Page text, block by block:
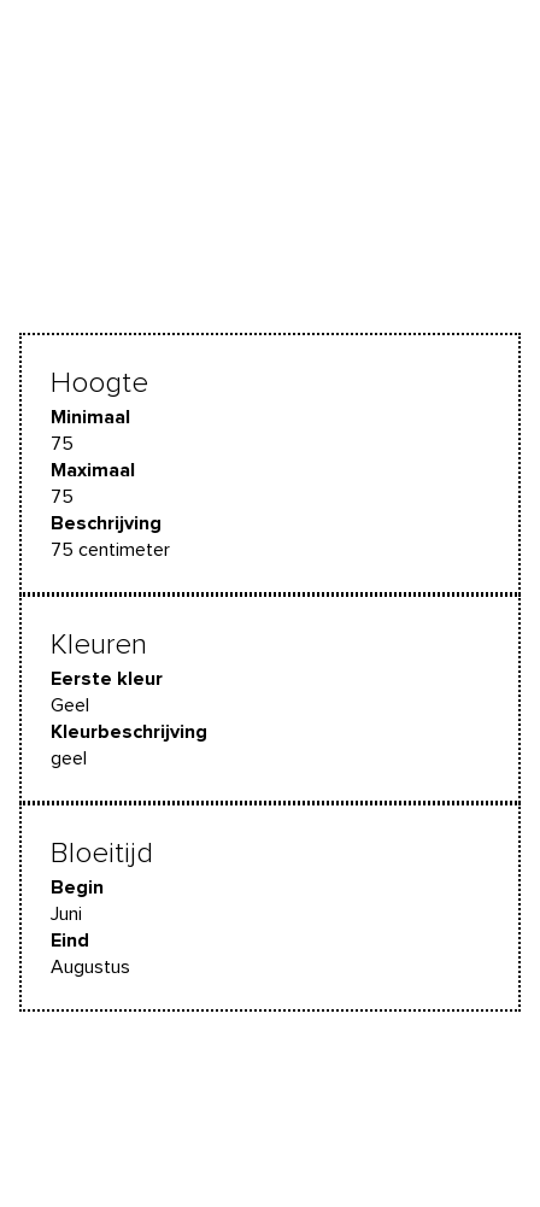
Hoogte
Minimaal
75
Maximaal
75
Beschrijving
75 centimeter
Kleuren
Eerste kleur
Geel
Kleurbeschrijving
geel
Bloeitijd
Begin
Juni
Eind
Augustus